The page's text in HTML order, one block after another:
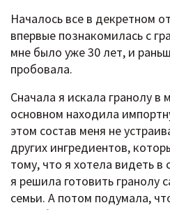
Началось все в декретном
впервые познакомилась с
мне было уже 30 лет, и
пробовала.
Сначала я искала гранолу в
основном находила
этом состав меня не
других ингредиентов,
тому, что я хотела видеть в
я решила готовить гранолу
семьи. А потом подумала,